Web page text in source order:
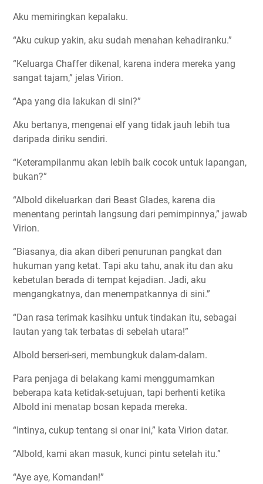
Aku memiringkan kepalaku.
“Aku cukup yakin, aku sudah menahan kehadiranku.”
“Keluarga Chaffer dikenal, karena indera mereka yang
sangat tajam,” jelas Virion.
“Apa yang dia lakukan di sini?”
Aku bertanya, mengenai elf yang tidak jauh lebih tua
daripada diriku sendiri.
“Keterampilanmu akan lebih baik cocok untuk lapangan,
bukan?”
“Albold dikeluarkan dari Beast Glades, karena dia
menentang perintah langsung dari pemimpinnya,” jawab
Virion.
“Biasanya, dia akan diberi penurunan pangkat dan
hukuman yang ketat. Tapi aku tahu, anak itu dan aku
kebetulan berada di tempat kejadian. Jadi, aku
mengangkatnya, dan menempatkannya di sini.”
“Dan rasa terimak kasihku untuk tindakan itu, sebagai
lautan yang tak terbatas di sebelah utara!”
Albold berseri-seri, membungkuk dalam-dalam.
Para penjaga di belakang kami menggumamkan
beberapa kata ketidak-setujuan, tapi berhenti ketika
Albold ini menatap bosan kepada mereka.
“Intinya, cukup tentang si onar ini,” kata Virion datar.
“Albold, kami akan masuk, kunci pintu setelah itu.”
“Aye aye, Komandan!”